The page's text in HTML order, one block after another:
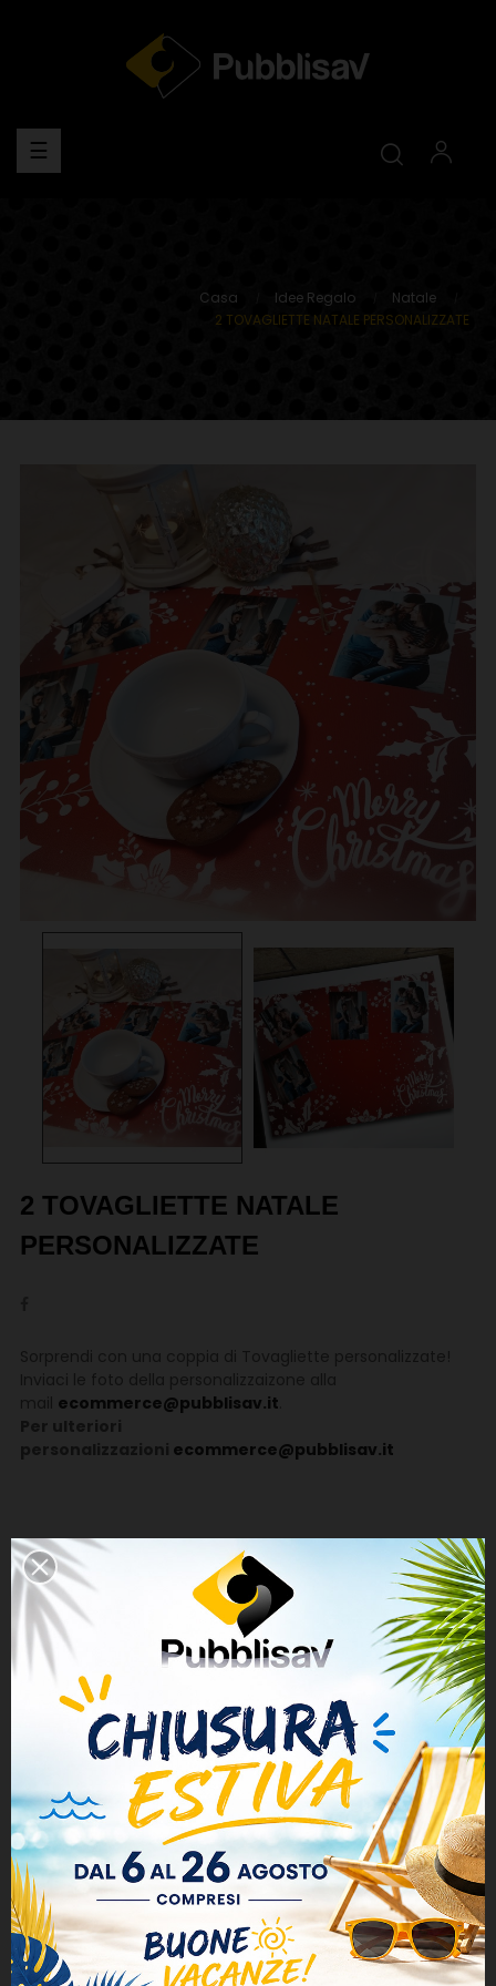
navigazione
Toggle
☰
Casa Idee Regalo
Natale
2 TOVAGLIETTE NATALE PERSONALIZZATE
2 TOVAGLIETTE NATALE
PERSONALIZZATE
ecommerce@pubblisav.it
ecommerce@pubblisav.it
DESCRIZIONE DETTAGLI DEL PRODOTTO RECENSIONI
Coppia di Tovagliette in PVC plastico
Dimensione 32x44 cm
Stampa UV antigraffio, resistente e lavabile
PRODOTTI CORRELATI
( 16 altri prodotti nella stessa categoria )